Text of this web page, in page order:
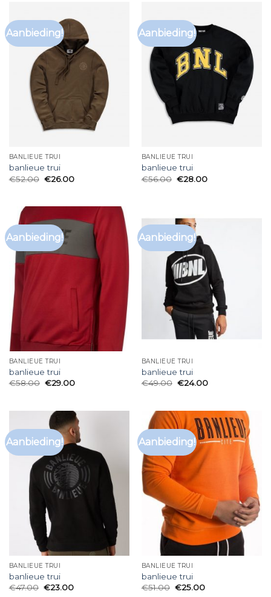
Aanbieding!
BANLIEUE TRUI
banlieue trui
€52.00 €26.00
Aanbieding!
BANLIEUE TRUI
banlieue trui
€56.00 €28.00
Aanbieding!
BANLIEUE TRUI
banlieue trui
€58.00 €29.00
Aanbieding!
BANLIEUE TRUI
banlieue trui
€49.00 €24.00
Aanbieding!
BANLIEUE TRUI
banlieue trui
€47.00 €23.00
Aanbieding!
BANLIEUE TRUI
banlieue trui
€51.00 €25.00